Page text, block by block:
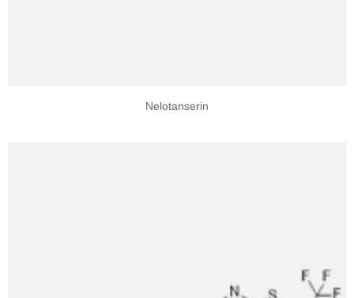
Nelotanserin